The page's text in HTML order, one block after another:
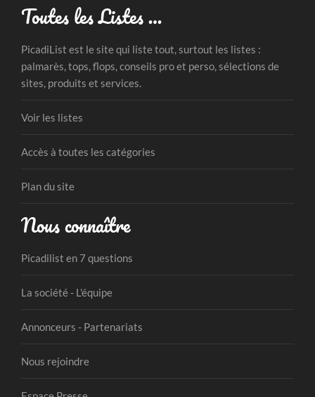
Toutes les Listes …
PicadiList est le site qui liste tout, surtout les listes :
palmarès, tops, flops, conseils pro et perso, sélections de
sites, produits et services.
Voir les listes
Accès à toutes les catégories
Plan du site
Nous connaître
Picadilist en 7 questions
La société - L'équipe
Annonceurs - Partenariats
Nous rejoindre